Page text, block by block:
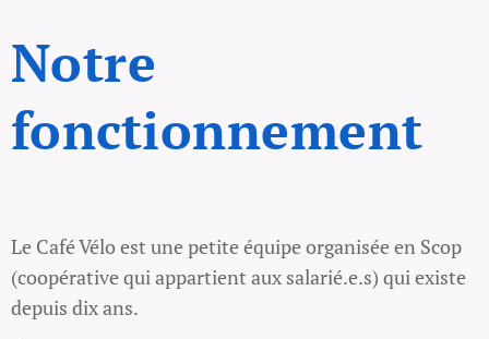
Notre
fonctionnement
Le Café Vélo est une petite équipe organisée en Scop
(coopérative qui appartient aux salarié.e.s) qui existe
depuis dix ans.